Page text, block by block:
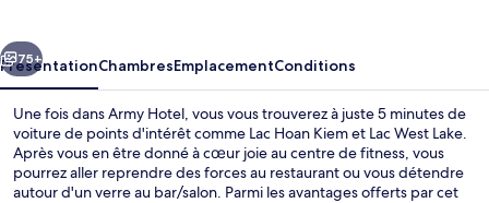
Suivant
75+
PrésentationChambresEmplacementConditions
Une fois dans Army Hotel, vous vous trouverez à juste 5 minutes de
voiture de points d'intérêt comme Lac Hoan Kiem et Lac West Lake.
Après vous en être donné à cœur joie au centre de fitness, vous
pourrez aller reprendre des forces au restaurant ou vous détendre
autour d'un verre au bar/salon. Parmi les avantages offerts par cet